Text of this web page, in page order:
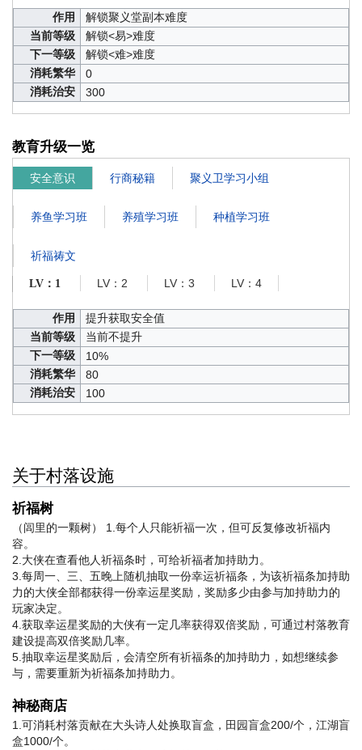
作用
解锁聚义堂副本难度
当前等级
解锁<易>难度
下一等级
解锁<难>难度
消耗繁华
0
消耗治安
300
教育升级一览
安全意识 行商秘籍 聚义卫学习小组
养鱼学习班 养殖学习班 种植学习班
祈福祷文
LV：1 LV：2 LV：3 LV：4
作用
提升获取安全值
当前等级
当前不提升
下一等级
10%
消耗繁华
80
消耗治安
100
关于村落设施
祈福树
（闾里的一颗树） 1.每个人只能祈福一次，但可反复修改祈福内
容。
2.大侠在查看他人祈福条时，可给祈福者加持助力。
3.每周一、三、五晚上随机抽取一份幸运祈福条，为该祈福条加持助
力的大侠全部都获得一份幸运星奖励，奖励多少由参与加持助力的
玩家决定。
4.获取幸运星奖励的大侠有一定几率获得双倍奖励，可通过村落教育
建设提高双倍奖励几率。
5.抽取幸运星奖励后，会清空所有祈福条的加持助力，如想继续参
与，需要重新为祈福条加持助力。
神秘商店
1.可消耗村落贡献在大头诗人处换取盲盒，田园盲盒200/个，江湖盲
盒1000/个。